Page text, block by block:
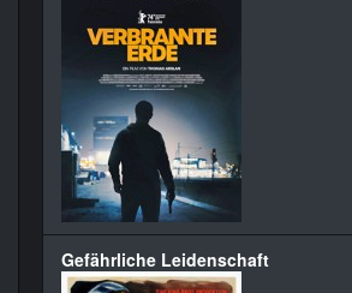
Gefährliche Leidenschaft